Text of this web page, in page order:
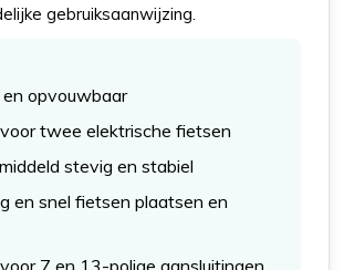
gebruiksaanwijzing.
opvouwbaar
twee elektrische fietsen
stevig en stabiel
en snel fietsen plaatsen en